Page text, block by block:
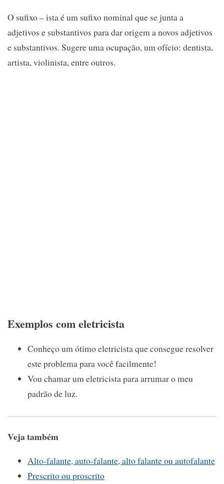
O sufixo – ista é um sufixo nominal que se junta a
adjetivos e substantivos para dar origem a novos adjetivos
e substantivos. Sugere uma ocupação, um ofício: dentista,
artista, violinista, entre outros.
Exemplos com eletricista
Conheço um ótimo eletricista que consegue resolver
este problema para você facilmente!
Vou chamar um eletricista para arrumar o meu
padrão de luz.
Veja também
Alto-falante, auto-falante, alto falante ou autofalante
Prescrito ou proscrito